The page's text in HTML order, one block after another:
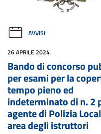
AVVISI
26 APRILE 2024
Bando di concorso
per esami per la
tempo pieno ed
indeterminato di n. 2
agente di Polizia
area degli istruttori